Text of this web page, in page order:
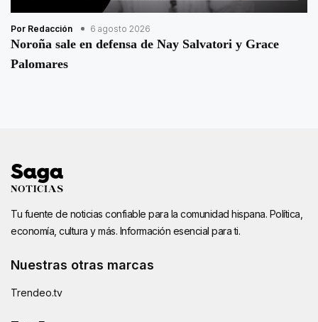
Por Redacción 6 agosto 2026
Noroña sale en defensa de Nay Salvatori y Grace
Palomares
Tu fuente de noticias confiable para la comunidad hispana. Política,
economía, cultura y más. Información esencial para ti.
Nuestras otras marcas
Trendeo.tv